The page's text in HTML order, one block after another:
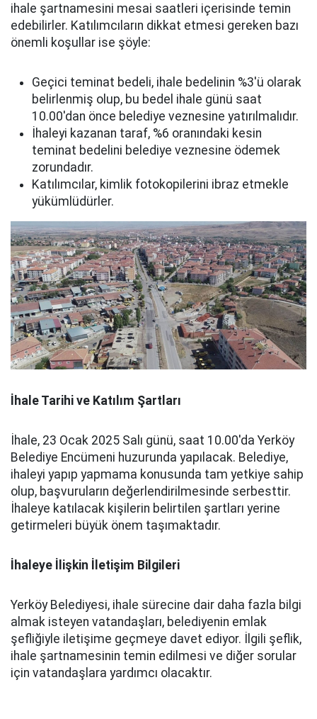
ihale şartnamesini mesai saatleri içerisinde temin
edebilirler. Katılımcıların dikkat etmesi gereken bazı
önemli koşullar ise şöyle:
Geçici teminat bedeli, ihale bedelinin %3'ü olarak
belirlenmiş olup, bu bedel ihale günü saat
10.00'dan önce belediye veznesine yatırılmalıdır.
İhaleyi kazanan taraf, %6 oranındaki kesin
teminat bedelini belediye veznesine ödemek
zorundadır.
Katılımcılar, kimlik fotokopilerini ibraz etmekle
yükümlüdürler.
İhale Tarihi ve Katılım Şartları
İhale, 23 Ocak 2025 Salı günü, saat 10.00'da Yerköy
Belediye Encümeni huzurunda yapılacak. Belediye,
ihaleyi yapıp yapmama konusunda tam yetkiye sahip
olup, başvuruların değerlendirilmesinde serbesttir.
İhaleye katılacak kişilerin belirtilen şartları yerine
getirmeleri büyük önem taşımaktadır.
İhaleye İlişkin İletişim Bilgileri
Yerköy Belediyesi, ihale sürecine dair daha fazla bilgi
almak isteyen vatandaşları, belediyenin emlak
şefliğiyle iletişime geçmeye davet ediyor. İlgili şeflik,
ihale şartnamesinin temin edilmesi ve diğer sorular
için vatandaşlara yardımcı olacaktır.